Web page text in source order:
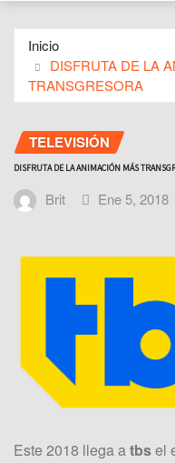
Inicio
DISFRUTA DE LA
TRANSGRESORA
TELEVISIÓN
DISFRUTA DE LA ANIMACIÓN MÁS
Brit Ene 5, 2018
Este 2018 llega atbsel